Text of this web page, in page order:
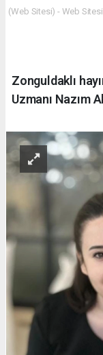
(Web Sitesi) - Web
Zonguldaklı
Uzmanı Nazım